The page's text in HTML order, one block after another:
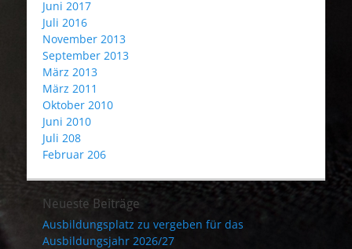
Juni 2017
Juli 2016
November 2013
September 2013
März 2013
März 2011
Oktober 2010
Juni 2010
Juli 208
Februar 206
Neueste Beiträge
Ausbildungsplatz zu vergeben für das
Ausbildungsjahr 2026/27